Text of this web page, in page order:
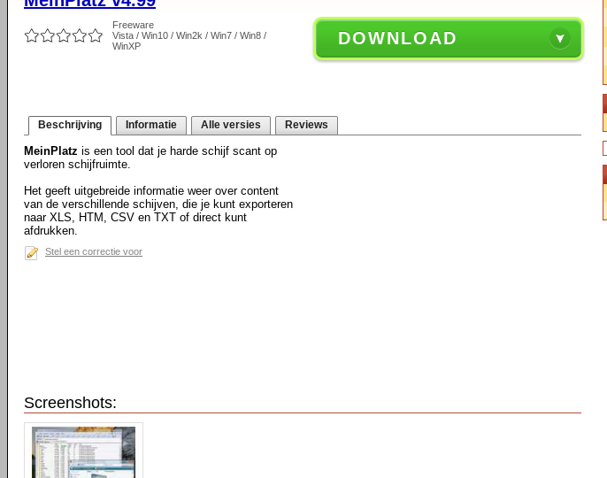
Freeware
Vista / Win10 / Win2k / Win7 / Win8 /
WinXP
DOWNLOAD
Beschrijving Informatie Alle versies Reviews
MeinPlatz is een tool dat je harde schijf scant op
verloren schijfruimte.
Het geeft uitgebreide informatie weer over content
van de verschillende schijven, die je kunt exporteren
naar XLS, HTM, CSV en TXT of direct kunt
afdrukken.
Stel een correctie voor
Screenshots: